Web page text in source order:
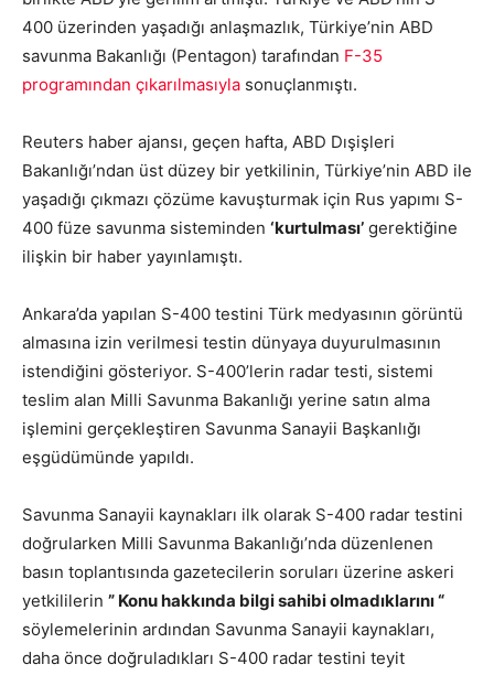
400 üzerinden yaşadığı anlaşmazlık, Türkiye’nin ABD
savunma Bakanlığı (Pentagon) tarafından F-35
programından çıkarılmasıyla sonuçlanmıştı.
Reuters haber ajansı, geçen hafta, ABD Dışişleri
Bakanlığı’ndan üst düzey bir yetkilinin, Türkiye’nin ABD ile
yaşadığı çıkmazı çözüme kavuşturmak için Rus yapımı S-
400 füze savunma sisteminden ‘kurtulması’ gerektiğine
ilişkin bir haber yayınlamıştı.
Ankara’da yapılan S-400 testini Türk medyasının görüntü
almasına izin verilmesi testin dünyaya duyurulmasının
istendiğini gösteriyor. S-400’lerin radar testi, sistemi
teslim alan Milli Savunma Bakanlığı yerine satın alma
işlemini gerçekleştiren Savunma Sanayii Başkanlığı
eşgüdümünde yapıldı.
Savunma Sanayii kaynakları ilk olarak S-400 radar testini
doğrularken Milli Savunma Bakanlığı’nda düzenlenen
basın toplantısında gazetecilerin soruları üzerine askeri
yetkililerin ” Konu hakkında bilgi sahibi olmadıklarını “
söylemelerinin ardından Savunma Sanayii kaynakları,
daha önce doğruladıkları S-400 radar testini teyit